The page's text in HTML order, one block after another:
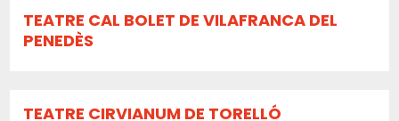
TEATRE CAL BOLET DE VILAFRANCA DEL
PENEDÈS
TEATRE CIRVIANUM DE TORELLÓ